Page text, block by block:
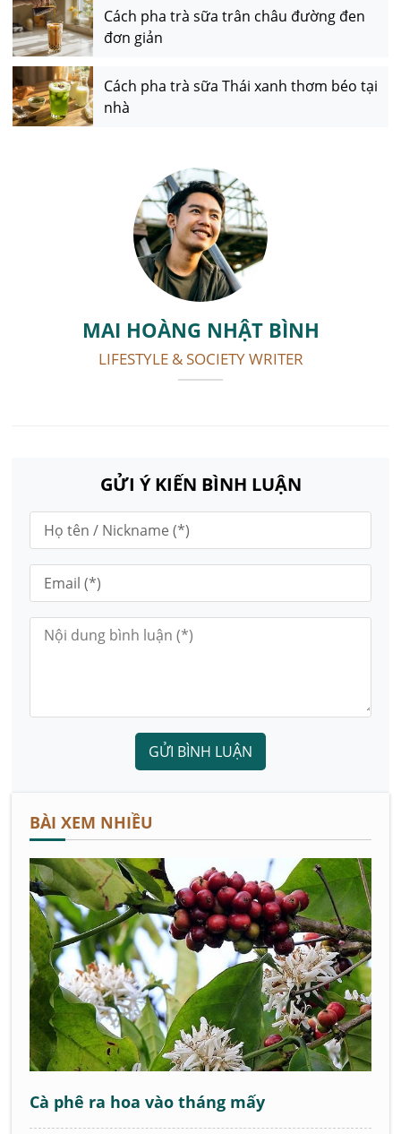
Cách pha trà sữa trân châu đường đen
đơn giản
Cách pha trà sữa Thái xanh thơm béo tại
nhà
MAI HOÀNG NHẬT BÌNH
LIFESTYLE & SOCIETY WRITER
GỬI Ý KIẾN BÌNH LUẬN
GỬI BÌNH LUẬN
BÀI XEM NHIỀU
Cà phê ra hoa vào tháng mấy